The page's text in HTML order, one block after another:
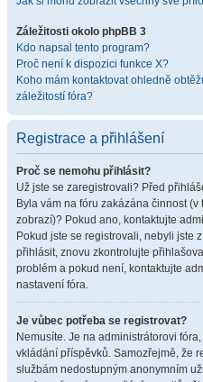
Záležitosti okolo phpBB 3
Kdo napsal tento program?
Proč není k dispozici funkce X?
Koho mám kontaktovat ohledně
záležitostí fóra?
Registrace a přihlášení
Proč se nemohu přihlásit?
Už jste se zaregistrovali? Před
Byla vám na fóru zakázána činnost
zobrazí)? Pokud ano, kontaktujte
Pokud jste se registrovali, nebyli jste
přihlásit, znovu zkontrolujte
problém a pokud není, kontaktujte
nastavení fóra.
Je vůbec potřeba se registrovat?
Nemusíte. Je na administrátorovi
vkládání příspěvků. Samozřejmě, že
službám nedostupným anonymním